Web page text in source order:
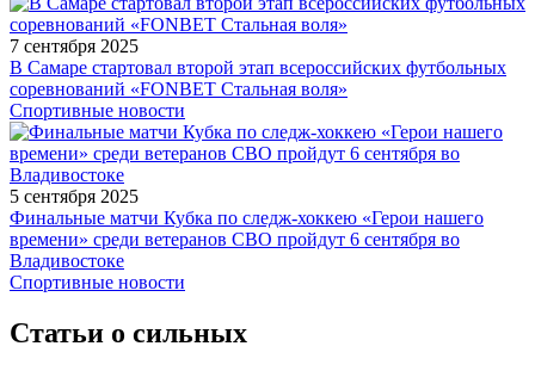
7 сентября 2025
В Самаре стартовал второй этап всероссийских футбольных
соревнований «FONBET Стальная воля»
Спортивные новости
5 сентября 2025
Финальные матчи Кубка по следж-хоккею «Герои нашего
времени» среди ветеранов СВО пройдут 6 сентября во
Владивостоке
Спортивные новости
Статьи о сильных